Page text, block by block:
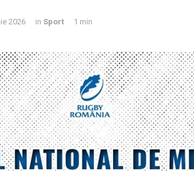
2026 in Sport 1 min